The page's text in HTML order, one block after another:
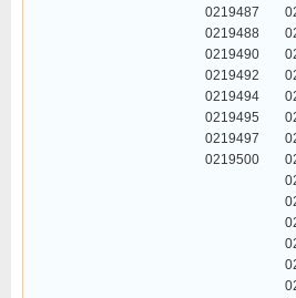
0219487
0219488
0219490
0219492
0219494
0219495
0219497
0219500